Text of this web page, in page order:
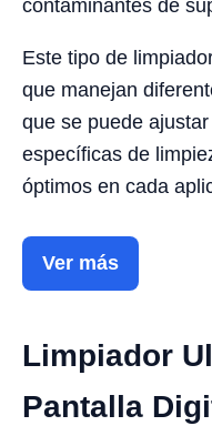
contaminantes de
Este tipo de
que manejan
que se puede
específicas de
óptimos en cada
Ver más
Limpiador
Pantalla